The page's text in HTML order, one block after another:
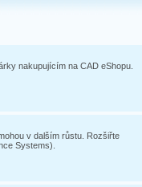
nakupujícím na CAD eShopu.
v dalším růstu. Rozšiřte
Systems).